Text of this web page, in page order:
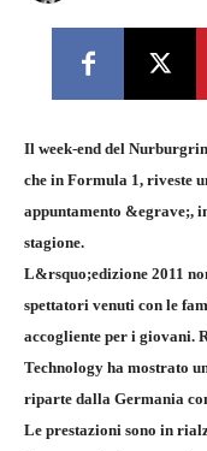
Il week-end del
che in Formula 1, riveste
appuntamento &egrave;,
stagione.
L&rsquo;edizione 2011
spettatori venuti con le
accogliente per i giovani.
Technology ha mostrato
riparte dalla Germania
Le prestazioni sono in